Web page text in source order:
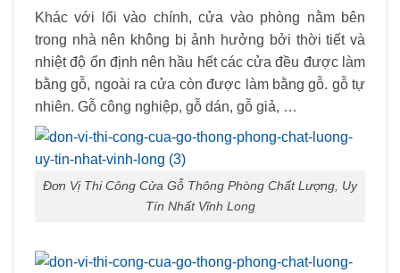
Khác với lối vào chính, cửa vào phòng nằm bên
trong nhà nên không bị ảnh hưởng bởi thời tiết và
nhiệt độ ổn định nên hầu hết các cửa đều được làm
bằng gỗ, ngoài ra cửa còn được làm bằng gỗ. gỗ tự
nhiên. Gỗ công nghiệp, gỗ dán, gỗ giả, …
Đơn Vị Thi Công Cửa Gỗ Thông Phòng Chất Lượng, Uy
Tín Nhất Vĩnh Long